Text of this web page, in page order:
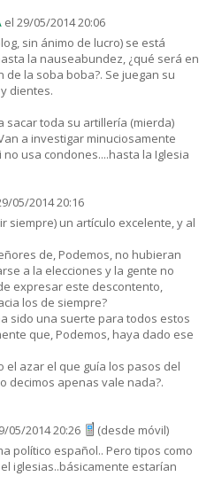
el 29/05/2014 20:06
sin ánimo de lucro) se está
la nauseabundez, ¿qué será en
la soba boba?. Se juegan su
dientes.
sacar toda su artillería (mierda)
a investigar minuciosamente
usa condones....hasta la Iglesia
05/2014 20:16
siempre) un artículo excelente, y al
de, Podemos, no hubieran
a la elecciones y la gente no
expresar este descontento,
los de siempre?
sido una suerte para todos estos
que, Podemos, haya dado ese
el azar el que guía los pasos del
decimos apenas vale nada?.
05/2014 20:26
(desde móvil)
político español.. Pero tipos como
iglesias..básicamente estarían